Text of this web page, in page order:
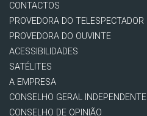
CONTACTOS
PROVEDORA DO TELESPECTADOR
PROVEDORA DO OUVINTE
ACESSIBILIDADES
SATÉLITES
A EMPRESA
CONSELHO GERAL INDEPENDENTE
CONSELHO DE OPINIÃO